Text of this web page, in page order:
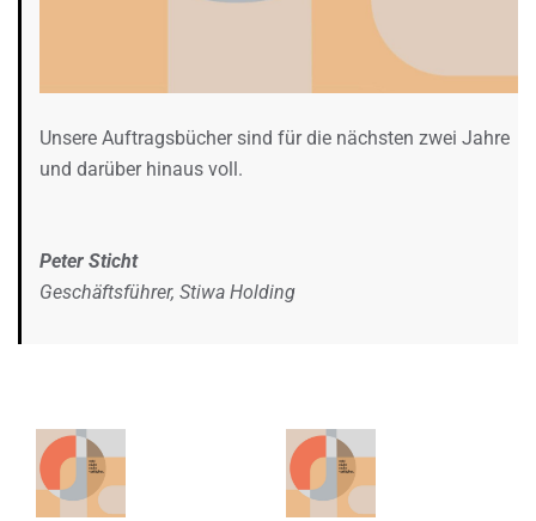
Unsere Auftragsbücher sind für die nächsten zwei Jahre
und darüber hinaus voll.
Peter Sticht
Geschäftsführer, Stiwa Holding